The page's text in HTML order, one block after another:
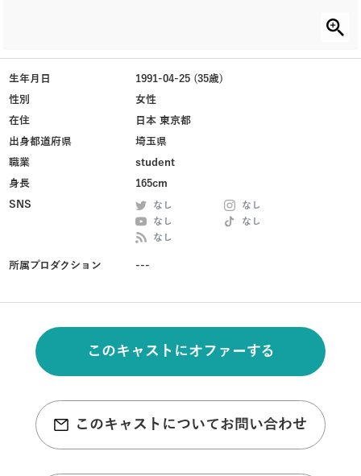
生年月日
1991-04-25 (35歳)
性別
女性
在住
日本 東京都
出身都道府県
埼玉県
職業
student
身長
165cm
SNS
なし
なし
なし
なし
なし
所属プロダクション ---
このキャストにオファーする
このキャストについてお問い合わせ